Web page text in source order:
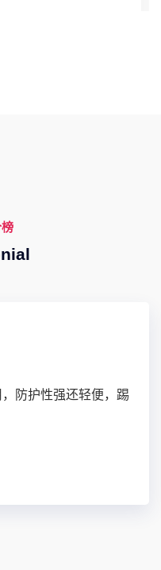
了！既能看全景赛事，也
练席的表情都看得清清楚